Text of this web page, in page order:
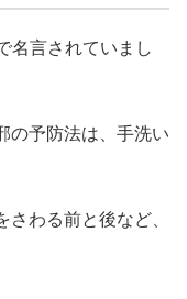
名言されていまし
の予防法は、手洗い
わる前と後など、